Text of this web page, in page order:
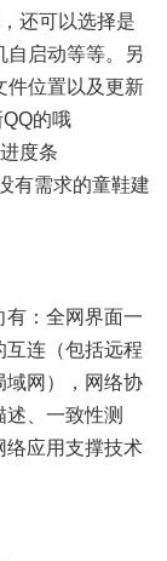
还可以选择是
自启动等等。另
件位置以及更新
的哦
度条
有需求的童鞋建
有：全网界面一
互连（包括远程
域网），网络协
、一致性测
络应用支撑技术